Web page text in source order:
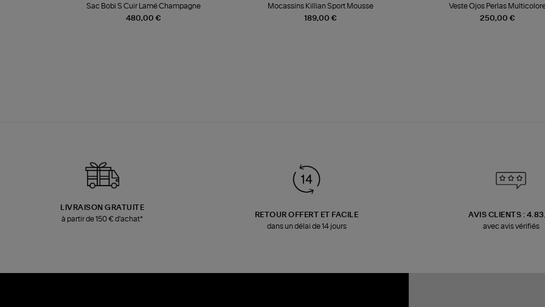
480,00 €
Sac Bobi S Cuir Lamé Champagne
189,00 €
Mocassins Killian Sport Mousse
250,00 €
Veste Ojos Perlas
LIVRAISON GRATUITE
à partir de 150 € d'achat*
RETOUR OFFERT ET FACILE
dans un délai de 14 jours
AVIS CLIENTS :
avec avis vérifiés